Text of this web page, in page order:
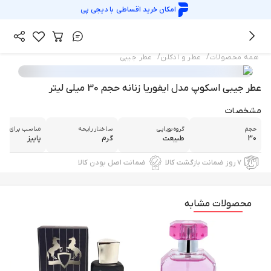
امکان خرید اقساطی بادیجی پی
همه محصولات/ عطر و ادکلن/ عطر جیبی
عطر جیبی اسکوپ مدل ایفوریا زنانه حجم 30 میلی لیتر
مشخصات
حجم
30
گروه بویایی
طبیعت
ساختار رایحه
گرم
مناسب برای
پاییز
۷ روز ضمانت بازگشت کالا ضمانت اصل بودن کالا
محصولات مشابه